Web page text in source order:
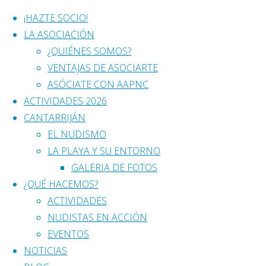
contenido
¡HAZTE SOCIO!
LA ASOCIACIÓN
¿QUIÉNES SOMOS?
VENTAJAS DE ASOCIARTE
ASÓCIATE CON AAPNC
ACTIVIDADES 2026
CANTARRIJÁN
EL NUDISMO
LA PLAYA Y SU ENTORNO
GALERIA DE FOTOS
¿QUÉ HACEMOS?
ACTIVIDADES
NUDISTAS EN ACCIÓN
EVENTOS
NOTICIAS
Certamen de
Relatos Cortos: “El
Verbo Desnudo”